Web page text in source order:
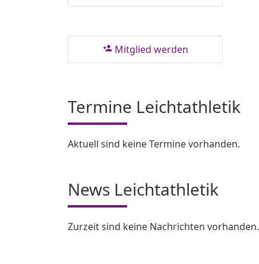
person_addMitglied werden
Termine Leichtathletik
Aktuell sind keine Termine vorhanden.
News Leichtathletik
Zurzeit sind keine Nachrichten vorhanden.